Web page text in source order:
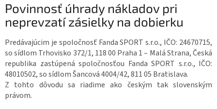
Povinnosť úhrady nákladov pri
neprevzatí zásielky na dobierku
Predávajúcim je spoločnosť Fanda SPORT s.r.o., IČO: 24670715,
so sídlom Trhovisko 372/1, 118 00 Praha 1 – Malá Strana, Česká
republika zastúpená spoločnosťou Fanda SPORT s.r.o., IČO:
48010502, so sídlom Šancová 4004/42, 811 05 Bratislava.
Z tohto dôvodu sa riadime ako českým tak slovenským
právom.